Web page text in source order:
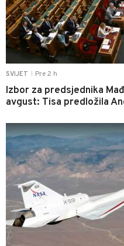
SVIJET Pre 2 h
Izbor za predsjednika
avgust: Tisa predložila